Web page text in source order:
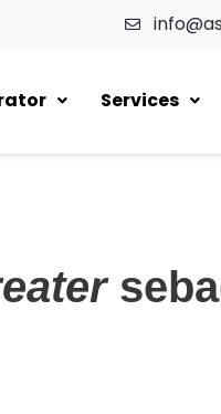
Services